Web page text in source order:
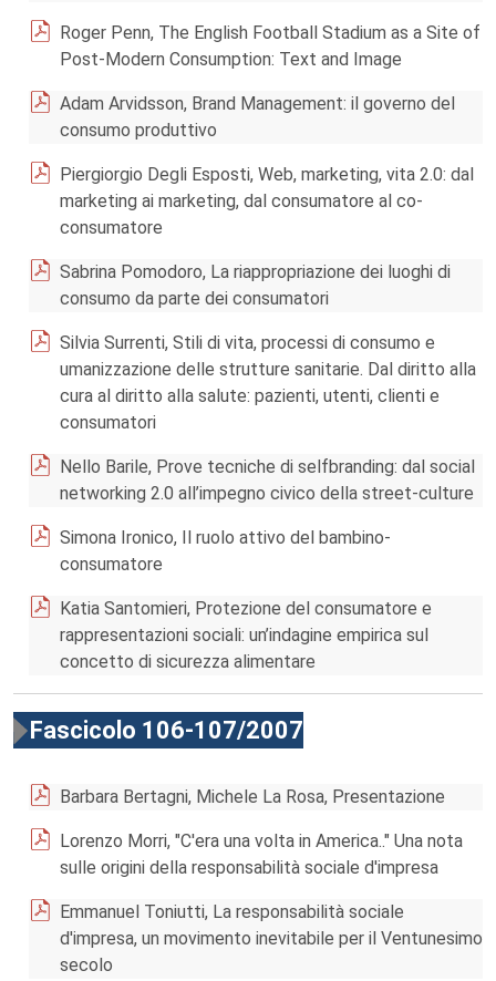
Roger Penn, The English Football Stadium as a Site of
Post-Modern Consumption: Text and Image
Adam Arvidsson, Brand Management: il governo del
consumo produttivo
Piergiorgio Degli Esposti, Web, marketing, vita 2.0: dal
marketing ai marketing, dal consumatore al co-
consumatore
Sabrina Pomodoro, La riappropriazione dei luoghi di
consumo da parte dei consumatori
Silvia Surrenti, Stili di vita, processi di consumo e
umanizzazione delle strutture sanitarie. Dal diritto alla
cura al diritto alla salute: pazienti, utenti, clienti e
consumatori
Nello Barile, Prove tecniche di selfbranding: dal social
networking 2.0 all’impegno civico della street-culture
Simona Ironico, Il ruolo attivo del bambino-
consumatore
Katia Santomieri, Protezione del consumatore e
rappresentazioni sociali: un’indagine empirica sul
concetto di sicurezza alimentare
Fascicolo 106-107/2007
Barbara Bertagni, Michele La Rosa, Presentazione
Lorenzo Morri, "C'era una volta in America.." Una nota
sulle origini della responsabilità sociale d'impresa
Emmanuel Toniutti, La responsabilità sociale
d'impresa, un movimento inevitabile per il Ventunesimo
secolo